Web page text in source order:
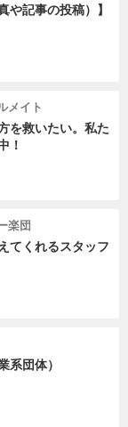
や記事の投稿）】
メイト
を救いたい。私た
！
楽団
てくれるスタッフ
系団体）